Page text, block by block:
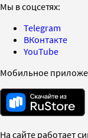
Мы в соцсетях:
Telegram
ВКонтакте
YouTube
Мобильное
На сайте работает